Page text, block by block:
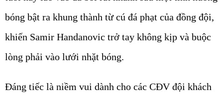
bóng bật ra khung thành từ cú đá phạt của đồng đội,
khiến Samir Handanovic trở tay không kịp và buộc
lòng phải vào lưới nhặt bóng.
Đáng tiếc là niềm vui dành cho các CĐV đội khách